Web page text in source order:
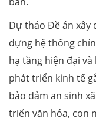
Dự thảo Đề án xây
dựng hệ thống
hạ tầng hiện đại
phát triển kinh tế
bảo đảm an sinh
triển văn hóa, con